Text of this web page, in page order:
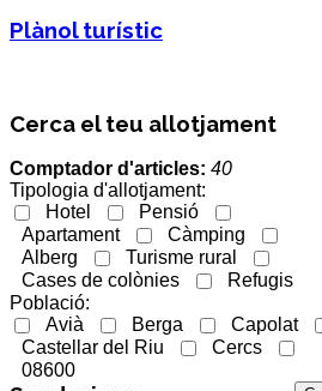
Plànol turístic
Cerca el teu allotjament
Comptador d'articles: 40
Tipologia d'allotjament:
Hotel
Pensió
Apartament
Càmping
Alberg
Turisme rural
Cases de colònies
Refugis
Població:
Avià
Berga
Capolat
Castellar del Riu
Cercs
08600